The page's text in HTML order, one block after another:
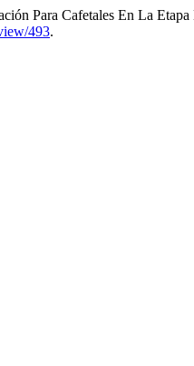
Para Cafetales En La
493.